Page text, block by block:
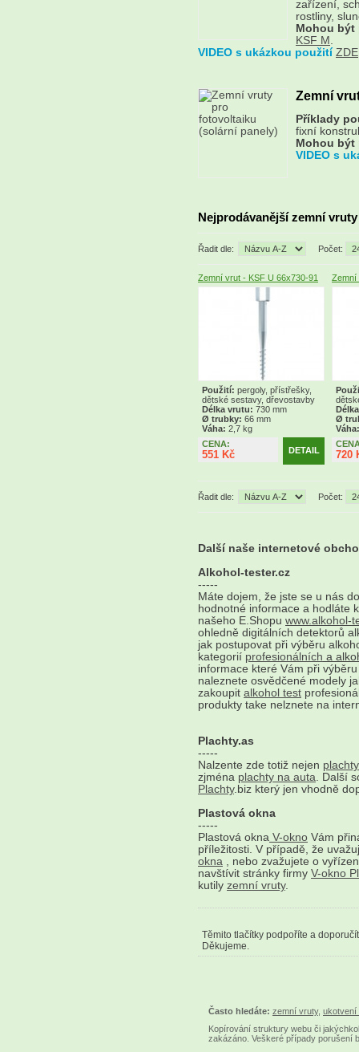
zařízení,
rostliny,
Mohou
KSF M .
VIDEO s ukázkou použití ZDE
Zemní
Příklady
fixní
Mohou být
VIDEO s
Nejprodávanější zemní vruty
Řadit dle: Počet:
Zemní vrut - KSF U 66x730-91 Zemní
Použití: pergoly, přístřešky,
dětské sestavy, dřevostavby
Délka vrutu: 730 mm
Ø trubky: 66 mm
Váha: 2,7 kg
Ø
Váha:
CENA:
551 Kč DETAIL 720
Řadit dle: Počet:
Další naše internetové
Alkohol-tester.cz
-----
Máte dojem, že jste se u nás
hodnotné informace a hodláte
našeho E.Shopu www.alkohol-
ohledně digitálních detektorů
jak postupovat při výběru
kategorií profesionálních a
informace které Vám při
naleznete osvědčené modely
zakoupit alkohol test
produkty take nelznete na
Plachty.as
-----
Nalzente zde totiž nejen
zjména plachty na auta. Další
Plachty.biz který jen vhodně
Plastová okna
-----
Plastová okna V-okno Vám
příležitosti. V případě, že
okna , nebo zvažujete o
navštívit stránky firmy V-okno
kutily zemní vruty.
Těmito tlačítky podpoříte a
Děkujeme.
Často hledáte: zemní vruty, ukotvení
Kopírování struktury webu či
zakázáno. Veškeré případy porušení